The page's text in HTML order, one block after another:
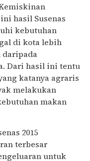
hasil Susenas
kebutuhan
di kota lebih
daripada
Dari hasil ini tentu
katanya agraris
melakukan
makan
2015
terbesar
untuk